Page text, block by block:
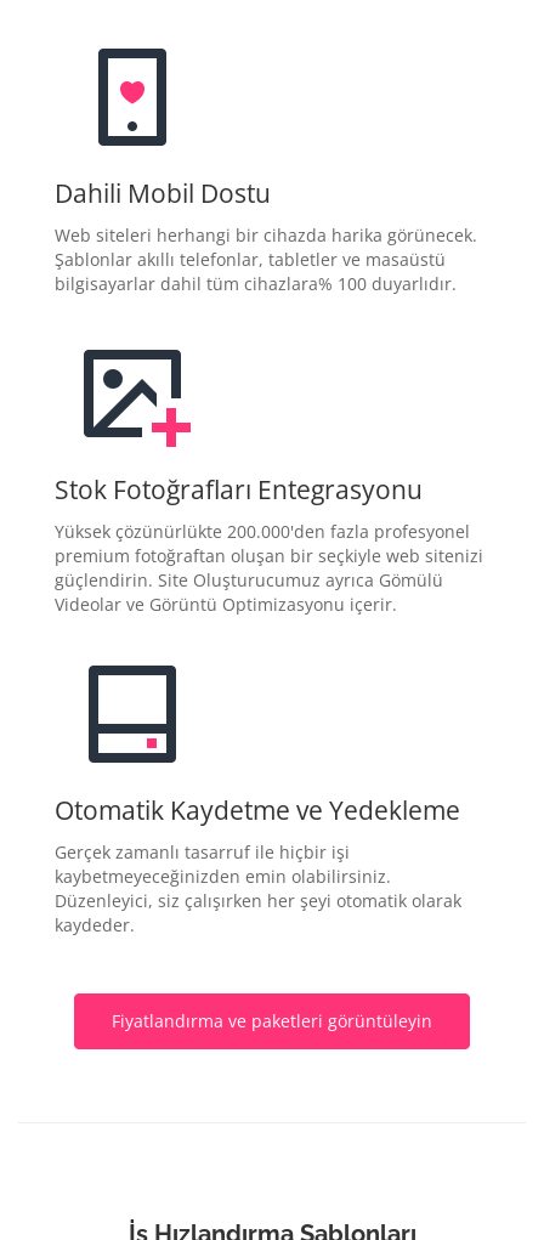
Dahili Mobil Dostu
Web siteleri herhangi bir cihazda harika görünecek.
Şablonlar akıllı telefonlar, tabletler ve masaüstü
bilgisayarlar dahil tüm cihazlara% 100 duyarlıdır.
Stok Fotoğrafları Entegrasyonu
Yüksek çözünürlükte 200.000'den fazla profesyonel
premium fotoğraftan oluşan bir seçkiyle web sitenizi
güçlendirin. Site Oluşturucumuz ayrıca Gömülü
Videolar ve Görüntü Optimizasyonu içerir.
Otomatik Kaydetme ve Yedekleme
Gerçek zamanlı tasarruf ile hiçbir işi
kaybetmeyeceğinizden emin olabilirsiniz.
Düzenleyici, siz çalışırken her şeyi otomatik olarak
kaydeder.
Fiyatlandırma ve paketleri görüntüleyin
İş Hızlandırma Şablonları